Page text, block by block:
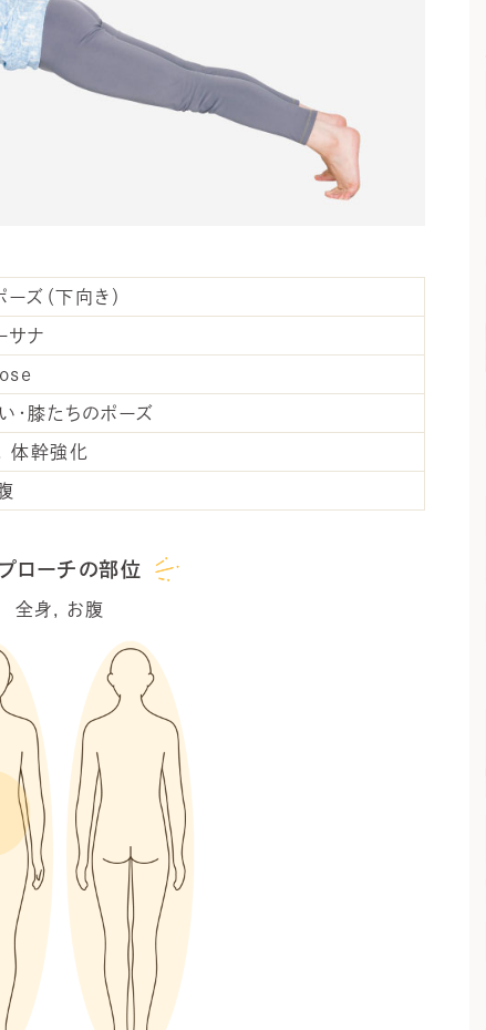
ーズ（下向き）
サナ
・膝たちのポーズ
体幹強化
ローチの部位
全身 お腹